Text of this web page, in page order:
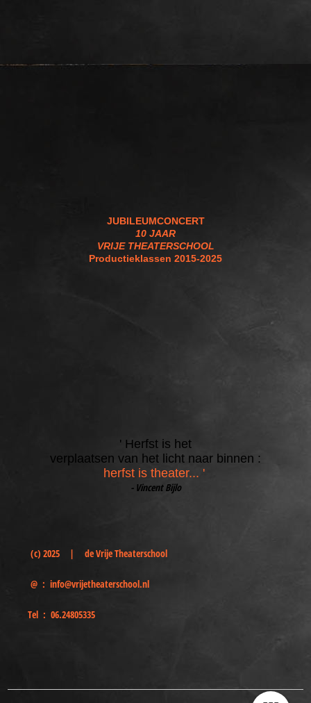
JUBILEUMCONCERT
10 JAAR
VRIJE THEATERSCHOOL
Productieklassen 2015-2025
' Herfst is het
verplaatsen van het licht naar binnen :
herfst is theater... '
- Vincent Bijlo
(c) 2025 | deVrije Theaterschool
@ : info@vrijetheaterschool.nl
Tel : 06.24805335